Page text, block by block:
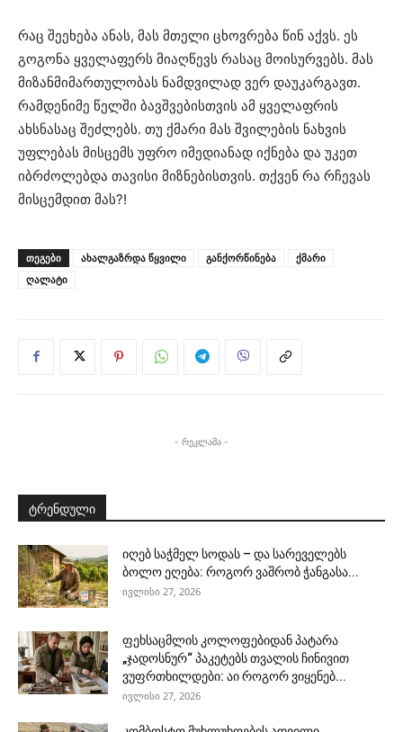
რაც შეეხება ანას, მას მთელი ცხოვრება წინ აქვს. ეს
გოგონა ყველაფერს მიაღწევს რასაც მოისურვებს. მას
მიზანმიმართულობას ნამდვილად ვერ დაუკარგავთ.
რამდენიმე წელში ბავშვებისთვის ამ ყველაფრის
ახსნასაც შეძლებს. თუ ქმარი მას შვილების ნახვის
უფლებას მისცემს უფრო იმედიანად იქნება და უკეთ
იბრძოლებდა თავისი მიზნებისთვის. თქვენ რა რჩევას
მისცემდით მას?!
ᲗᲔᲒᲔᲑᲘ ახალგაზრდა წყვილი განქორწინება
ქმარი
ღალატი
- რეკლამა -
ტრენდული
იღებ საჭმელ სოდას – და სარეველებს
ბოლო ეღება: როგორ ვაშრობ ჭანგასა...
ივლისი 27, 2026
ფეხსაცმლის კოლოფებიდან პატარა
„ჯადოსნურ“ პაკეტებს თვალის ჩინივით
ვუფრთხილდები: აი როგორ ვიყენებ...
ივლისი 27, 2026